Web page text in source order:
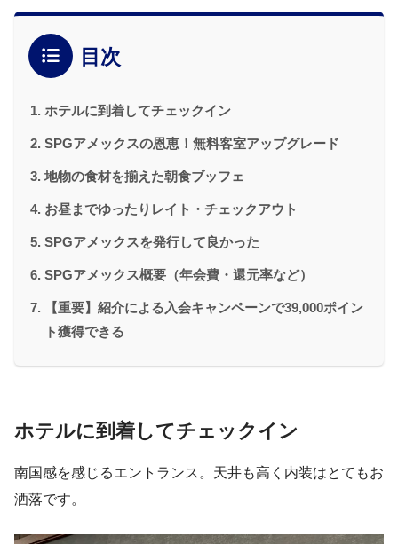
目次
ホテルに到着してチェックイン
SPGアメックスの恩恵！無料客室アップグレード
地物の食材を揃えた朝食ブッフェ
お昼までゆったりレイト・チェックアウト
SPGアメックスを発行して良かった
SPGアメックス概要（年会費・還元率など）
【重要】紹介による入会キャンペーンで39,000ポイン
ト獲得できる
ホテルに到着してチェックイン
南国感を感じるエントランス。天井も高く内装はとてもお
洒落です。